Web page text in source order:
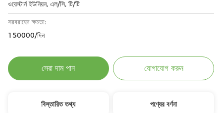
ওয়েস্টার্ন ইউনিয়ন, এল/সি, টি/টি
সরবরাহের ক্ষমতা:
150000/দিন
সেরা দাম পান যোগাযোগ করুন
বিস্তারিত তথ্য পণ্যের বর্ণনা